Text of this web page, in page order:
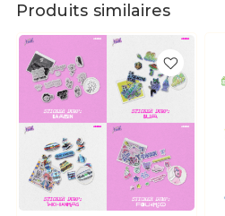
Produits similaires